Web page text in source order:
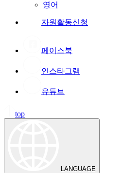
영어
자원활동신청
페이스북
인스타그램
유튜브
top
LANGUAGE